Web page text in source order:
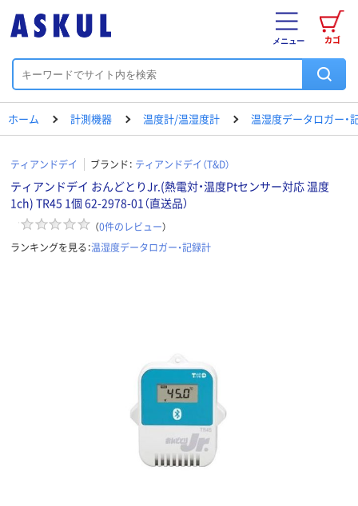
カゴ
メニュー
ホーム 計測機器 温度計/温湿度計 温湿度データロガー・
ティアンドデイ ブランド： ティアンドデイ（T&D）
ティアンドデイ おんどとりJr.(熱電対・温度Ptセンサー対応 温度
1ch) TR45 1個 62-2978-01（直送品）
（0件のレビュー）
ランキングを見る：温湿度データロガー・記録計